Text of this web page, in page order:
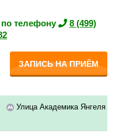
телефону
8 (499)
ЗАПИСЬ НА ПРИЁМ
Улица Академика Янгеля